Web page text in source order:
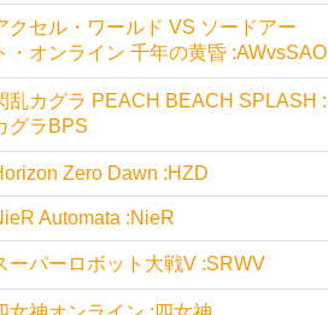
クセル・ワールド VS ソードアー
・オンライン 千年の黄昏 :AWvsSAO
乱カグラ PEACH BEACH SPLASH :
グラBPS
Zero Dawn :HZD
Automata :NieR
ーパーロボット大戦V :SRWV